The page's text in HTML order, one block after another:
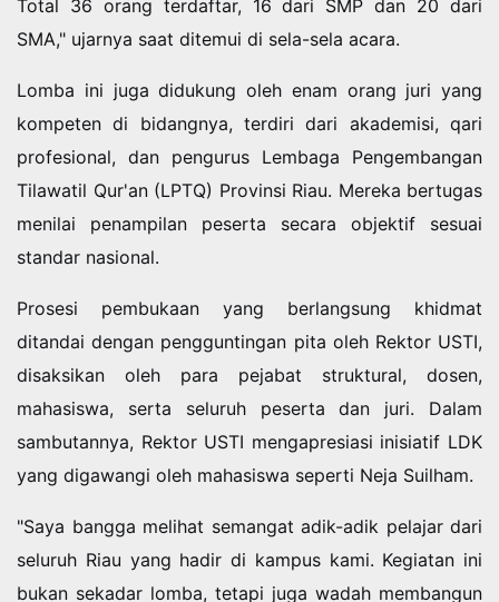
Total 36 orang terdaftar, 16 dari SMP dan 20 dari
SMA," ujarnya saat ditemui di sela-sela acara.
Lomba ini juga didukung oleh enam orang juri yang
kompeten di bidangnya, terdiri dari akademisi, qari
profesional, dan pengurus Lembaga Pengembangan
Tilawatil Qur'an (LPTQ) Provinsi Riau. Mereka bertugas
menilai penampilan peserta secara objektif sesuai
standar nasional.
Prosesi pembukaan yang berlangsung khidmat
ditandai dengan pengguntingan pita oleh Rektor USTI,
disaksikan oleh para pejabat struktural, dosen,
mahasiswa, serta seluruh peserta dan juri. Dalam
sambutannya, Rektor USTI mengapresiasi inisiatif LDK
yang digawangi oleh mahasiswa seperti Neja Suilham.
"Saya bangga melihat semangat adik-adik pelajar dari
seluruh Riau yang hadir di kampus kami. Kegiatan ini
bukan sekadar lomba, tetapi juga wadah membangun